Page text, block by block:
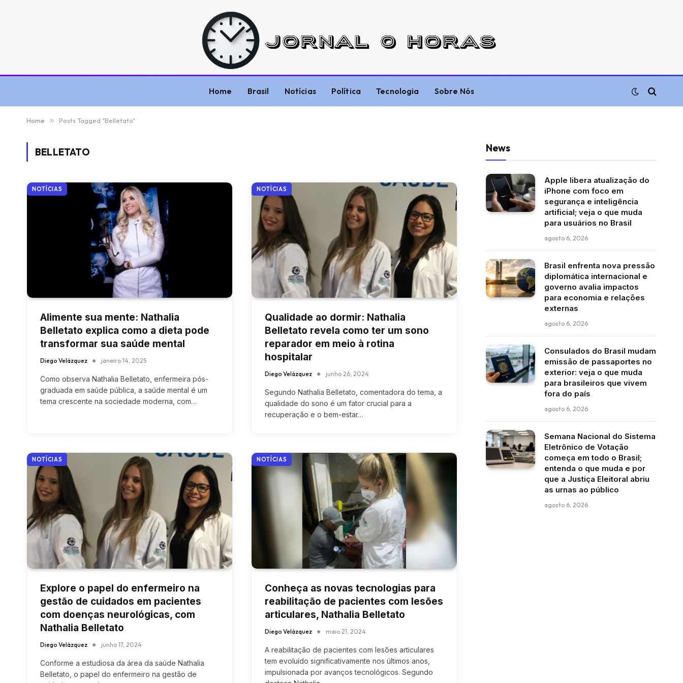
Home Brasil Notícias Política Tecnologia Sobre Nós
Home » Posts Tagged "Belletato"
BELLETATO
NOTÍCIAS
Alimente sua mente: Nathalia
Belletato explica como a dieta pode
transformar sua saúde mental
Diego Velázquez janeiro 14, 2025
Como observa Nathalia Belletato, enfermeira pós-
graduada em saúde pública, a saúde mental é um
tema crescente na sociedade moderna, com…
NOTÍCIAS
Qualidade ao dormir: Nathalia
Belletato revela como ter um sono
reparador em meio à rotina
hospitalar
Diego Velázquez junho 26, 2024
Segundo Nathalia Belletato, comentadora do tema, a
qualidade do sono é um fator crucial para a
recuperação e o bem-estar…
NOTÍCIAS
Explore o papel do enfermeiro na
gestão de cuidados em pacientes
com doenças neurológicas, com
Nathalia Belletato
Diego Velázquez junho 17, 2024
Conforme a estudiosa da área da saúde Nathalia
Belletato, o papel do enfermeiro na gestão de
NOTÍCIAS
Conheça as novas tecnologias para
reabilitação de pacientes com lesões
articulares, Nathalia Belletato
Diego Velázquez maio 21, 2024
A reabilitação de pacientes com lesões articulares
tem evoluído significativamente nos últimos anos,
impulsionada por avanços tecnológicos. Segundo
News
Apple libera atualização do
iPhone com foco em
segurança e inteligência
artificial; veja o que muda
para usuários no Brasil
agosto 6, 2026
Brasil enfrenta nova pressão
diplomática internacional e
governo avalia impactos
para economia e relações
externas
agosto 6, 2026
Consulados do Brasil mudam
emissão de passaportes no
exterior: veja o que muda
para brasileiros que vivem
fora do país
agosto 6, 2026
Semana Nacional do Sistema
Eletrônico de Votação
começa em todo o Brasil;
entenda o que muda e por
que a Justiça Eleitoral abriu
as urnas ao público
agosto 6, 2026